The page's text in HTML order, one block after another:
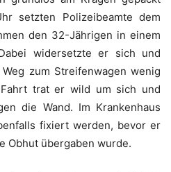
setzten Polizeibeamte dem
den 32-Jährigen in einem
widersetzte er sich und
zum Streifenwagen wenig
trat er wild um sich und
die Wand. Im Krankenhaus
fixiert werden, bevor er
Obhut übergaben wurde.